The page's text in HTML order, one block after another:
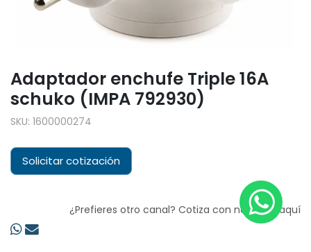
Adaptador enchufe Triple 16A
schuko (IMPA 792930)
SKU: 1600000274
Solicitar cotización
¿Prefieres otro canal? Cotiza con nosotros aquí